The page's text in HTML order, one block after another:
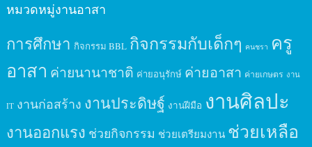
หมวดหมู่งานอาสา
การศึกษา กิจกรรม BBL กิจกรรมกับเด็กๆ คนชรา ครู
อาสา ค่ายนานาชาติ ค่ายอนุรักษ์ ค่ายอาสา ค่ายเกษตร งาน
IT งานก่อสร้าง งานประดิษฐ์ งานฝีมือ งานศิลปะ
งานออกแรง ช่วยกิจกรรม ช่วยเตรียมงาน ช่วยเหลือ